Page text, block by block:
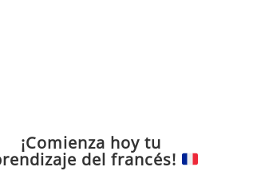
¡Comienza hoy tu
del francés!